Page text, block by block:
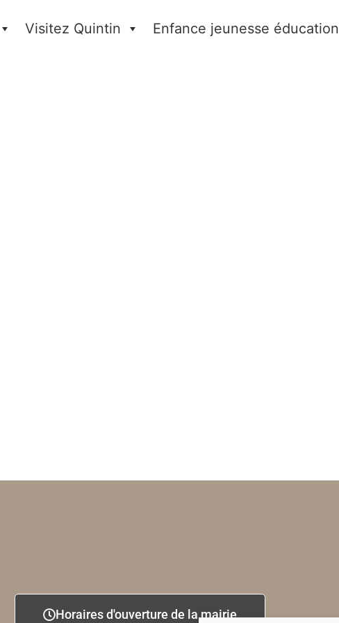
Visitez Quintin Enfance jeunesse éducation
Horaires d'ouverture de la mairie